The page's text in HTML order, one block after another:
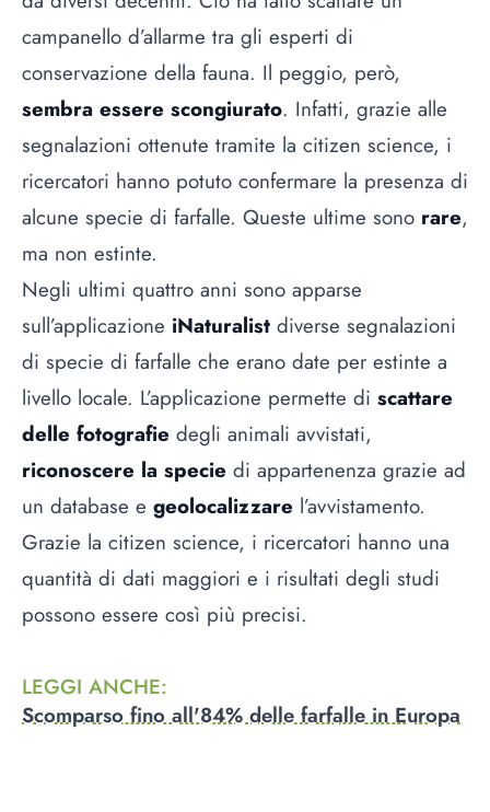
campanello d’allarme tra gli esperti di
conservazione della fauna. Il peggio, però,
sembra essere scongiurato. Infatti, grazie alle
segnalazioni ottenute tramite la citizen science, i
ricercatori hanno potuto confermare la presenza di
alcune specie di farfalle. Queste ultime sono rare,
ma non estinte.
Negli ultimi quattro anni sono apparse
sull’applicazione iNaturalist diverse segnalazioni
di specie di farfalle che erano date per estinte a
livello locale. L’applicazione permette di scattare
delle fotografie degli animali avvistati,
riconoscere la specie di appartenenza grazie ad
un database e geolocalizzare l’avvistamento.
Grazie la citizen science, i ricercatori hanno una
quantità di dati maggiori e i risultati degli studi
possono essere così più precisi.
LEGGI ANCHE:
Scomparso fino all'84% delle farfalle in Europa